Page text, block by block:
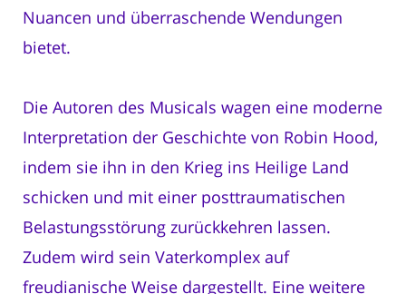
Nuancen und überraschende Wendungen
bietet.
Die Autoren des Musicals wagen eine moderne
Interpretation der Geschichte von Robin Hood,
indem sie ihn in den Krieg ins Heilige Land
schicken und mit einer posttraumatischen
Belastungsstörung zurückkehren lassen.
Zudem wird sein Vaterkomplex auf
freudianische Weise dargestellt. Eine weitere